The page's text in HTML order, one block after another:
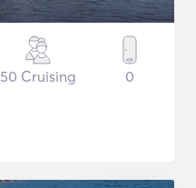
50 Cruising 0